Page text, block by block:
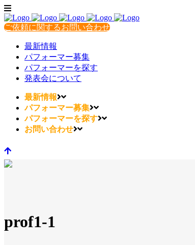
ご依頼に関するお問い合わせ
最新情報
パフォーマー募集
パフォーマーを探す
発表会について
最新情報
パフォーマー募集
パフォーマーを探す
お問い合わせ
prof1-1